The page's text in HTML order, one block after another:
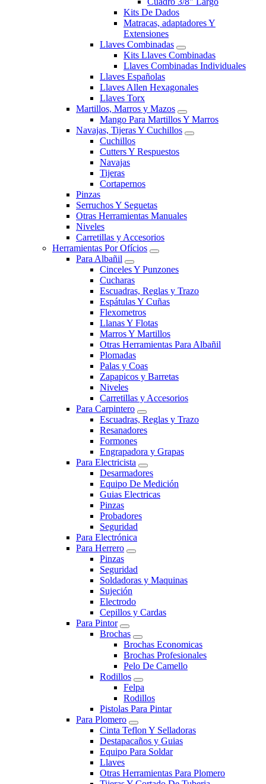
Kits De Dados
Matracas, adaptadores Y
Extensiones
Llaves Combinadas
Kits Llaves Combinadas
Llaves Combinadas Individuales
Llaves Españolas
Llaves Allen Hexagonales
Llaves Torx
Martillos, Marros y Mazos
Mango Para Martillos Y Marros
Navajas, Tijeras Y Cuchillos
Cuchillos
Cutters Y Respuestos
Navajas
Tijeras
Cortapernos
Pinzas
Serruchos Y Seguetas
Otras Herramientas Manuales
Niveles
Carretillas y Accesorios
Herramientas Por Ofícios
Para Albañil
Cinceles Y Punzones
Cucharas
Escuadras, Reglas y Trazo
Espátulas Y Cuñas
Flexometros
Llanas Y Flotas
Marros Y Martillos
Otras Herramientas Para Albañil
Plomadas
Palas y Coas
Zapapicos y Barretas
Niveles
Carretillas y Accesorios
Para Carpintero
Escuadras, Reglas y Trazo
Resanadores
Formones
Engrapadora y Grapas
Para Electricista
Desarmadores
Equipo De Medición
Guias Electricas
Pinzas
Probadores
Seguridad
Para Electrónica
Para Herrero
Pinzas
Seguridad
Soldadoras y Maquinas
Sujeción
Electrodo
Cepillos y Cardas
Para Pintor
Brochas
Brochas Economicas
Brochas Profesionales
Pelo De Camello
Rodillos
Felpa
Rodillos
Pistolas Para Pintar
Para Plomero
Cinta Teflon Y Selladoras
Destapacaños y Guias
Equipo Para Soldar
Llaves
Otras Herramientas Para Plomero